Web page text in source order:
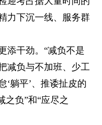
力下沉一线、服务群
添干劲。“减负不是
减负与不加班、少工
‘躺平’、推诿扯皮的
负”和“应尽之